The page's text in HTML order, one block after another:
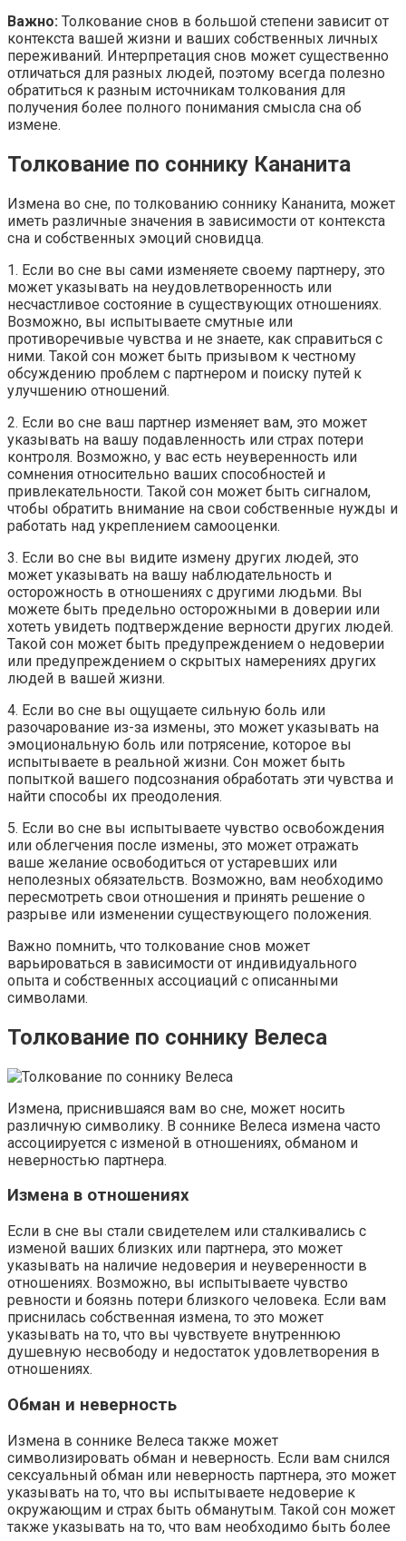
Важно: Толкование снов в большой степени зависит от
контекста вашей жизни и ваших собственных личных
переживаний. Интерпретация снов может существенно
отличаться для разных людей, поэтому всегда полезно
обратиться к разным источникам толкования для
получения более полного понимания смысла сна об
измене.
Толкование по соннику Кананита
Измена во сне, по толкованию соннику Кананита, может
иметь различные значения в зависимости от контекста
сна и собственных эмоций сновидца.
1. Если во сне вы сами изменяете своему партнеру, это
может указывать на неудовлетворенность или
несчастливое состояние в существующих отношениях.
Возможно, вы испытываете смутные или
противоречивые чувства и не знаете, как справиться с
ними. Такой сон может быть призывом к честному
обсуждению проблем с партнером и поиску путей к
улучшению отношений.
2. Если во сне ваш партнер изменяет вам, это может
указывать на вашу подавленность или страх потери
контроля. Возможно, у вас есть неуверенность или
сомнения относительно ваших способностей и
привлекательности. Такой сон может быть сигналом,
чтобы обратить внимание на свои собственные нужды и
работать над укреплением самооценки.
3. Если во сне вы видите измену других людей, это
может указывать на вашу наблюдательность и
осторожность в отношениях с другими людьми. Вы
можете быть предельно осторожными в доверии или
хотеть увидеть подтверждение верности других людей.
Такой сон может быть предупреждением о недоверии
или предупреждением о скрытых намерениях других
людей в вашей жизни.
4. Если во сне вы ощущаете сильную боль или
разочарование из-за измены, это может указывать на
эмоциональную боль или потрясение, которое вы
испытываете в реальной жизни. Сон может быть
попыткой вашего подсознания обработать эти чувства и
найти способы их преодоления.
5. Если во сне вы испытываете чувство освобождения
или облегчения после измены, это может отражать
ваше желание освободиться от устаревших или
неполезных обязательств. Возможно, вам необходимо
пересмотреть свои отношения и принять решение о
разрыве или изменении существующего положения.
Важно помнить, что толкование снов может
варьироваться в зависимости от индивидуального
опыта и собственных ассоциаций с описанными
символами.
Толкование по соннику Велеса
Измена, приснившаяся вам во сне, может носить
различную символику. В соннике Велеса измена часто
ассоциируется с изменой в отношениях, обманом и
неверностью партнера.
Измена в отношениях
Если в сне вы стали свидетелем или сталкивались с
изменой ваших близких или партнера, это может
указывать на наличие недоверия и неуверенности в
отношениях. Возможно, вы испытываете чувство
ревности и боязнь потери близкого человека. Если вам
приснилась собственная измена, то это может
указывать на то, что вы чувствуете внутреннюю
душевную несвободу и недостаток удовлетворения в
отношениях.
Обман и неверность
Измена в соннике Велеса также может
символизировать обман и неверность. Если вам снился
сексуальный обман или неверность партнера, это может
указывать на то, что вы испытываете недоверие к
окружающим и страх быть обманутым. Такой сон может
также указывать на то, что вам необходимо быть более